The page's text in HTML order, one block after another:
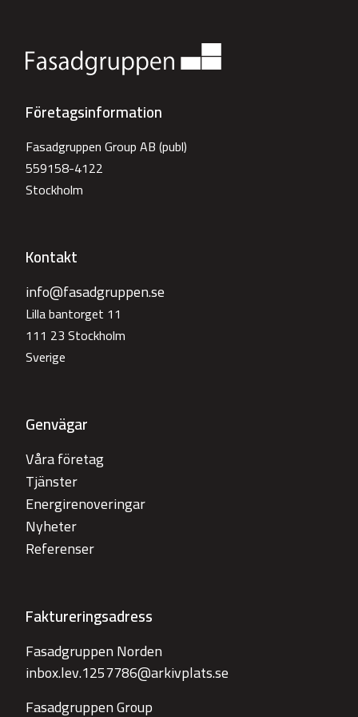
Företagsinformation
Fasadgruppen Group AB (publ)
559158-4122
Stockholm
Kontakt
info@fasadgruppen.se
Lilla bantorget 11
111 23 Stockholm
Sverige
Genvägar
Våra företag
Tjänster
Energirenoveringar
Nyheter
Referenser
Faktureringsadress
Fasadgruppen Norden
inbox.lev.1257786@arkivplats.se
Fasadgruppen Group